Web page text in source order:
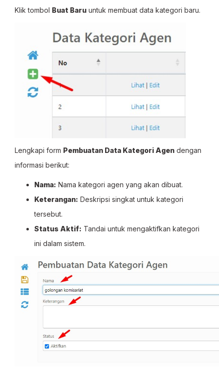
Klik tombol Buat Baru untuk membuat data kategori baru.
Lengkapi form Pembuatan Data Kategori Agen dengan
informasi berikut:
Nama: Nama kategori agen yang akan dibuat.
Keterangan: Deskripsi singkat untuk kategori
tersebut.
Status Aktif: Tandai untuk mengaktifkan kategori
ini dalam sistem.